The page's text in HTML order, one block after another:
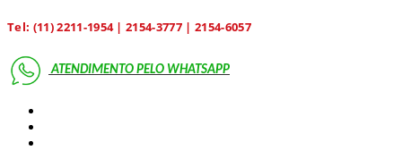
Tel: (11) 2211-1954 | 2154-3777 | 2154-6057
ATENDIMENTO PELO WHATSAPP